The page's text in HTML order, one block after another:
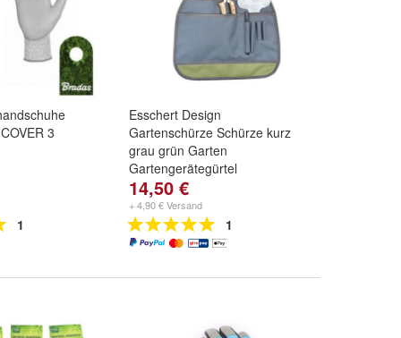
3
1
Esschert Design
Gartenschürze Schürze kurz
grau grün Garten
Gartengerätegürtel
14,50 €
+ 4,90 € Versand
1